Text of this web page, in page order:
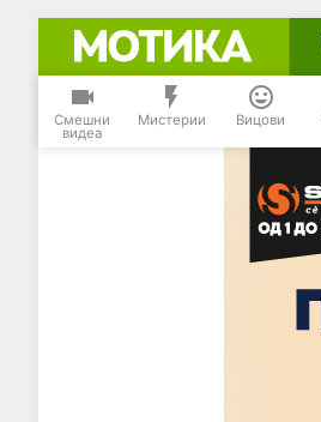
Смешни
видеа
Мистерии Вицови